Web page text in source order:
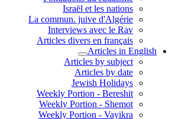
Israël et les nations
La commun. juive d'Algérie
Interviews avec le Rav
Articles divers en français
Articles in English
Articles by subject
Articles by date
Jewish Holidays
Weekly Portion - Bereshit
Weekly Portion - Shemot
Weekly Portion - Vayikra